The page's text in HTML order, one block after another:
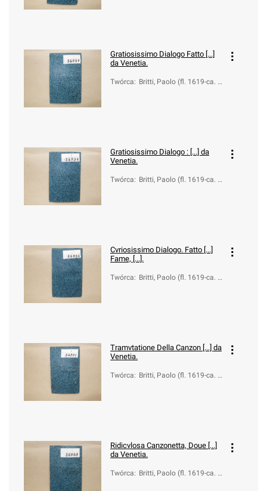
Gratiosissimo Dialogo Fatto [...]
da Venetia.
Twórca: Britti, Paolo (fl. 1619-ca. 1
Gratiosissimo Dialogo : [...] da
Venetia.
Twórca: Britti, Paolo (fl. 1619-ca. 1
Cvriosissimo Dialogo. Fatto [...]
Fame, [...].
Twórca: Britti, Paolo (fl. 1619-ca. 1
Tramvtatione Della Canzon [...] da
Venetia.
Twórca: Britti, Paolo (fl. 1619-ca. 1
Ridicvlosa Canzonetta, Doue [...]
da Venetia.
Twórca: Britti, Paolo (fl. 1619-ca. 1